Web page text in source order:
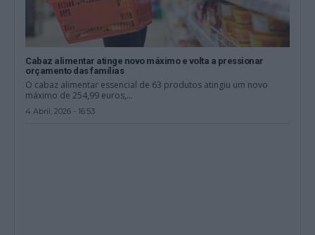
Cabaz alimentar atinge novo máximo e volta a pressionar
orçamento das famílias
O cabaz alimentar essencial de 63 produtos atingiu um novo
máximo de 254,99 euros,...
4 Abril, 2026 - 16:53